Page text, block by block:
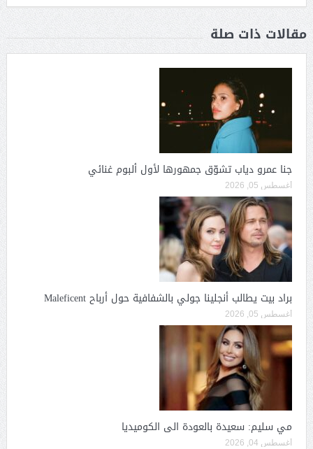
مقالات ذات صلة
جنا عمرو دياب تشوّق جمهورها لأول ألبوم غنائي
أغسطس 05, 2026
براد بيت يطالب أنجلينا جولي بالشفافية حول أرباح Maleficent
أغسطس 05, 2026
مي سليم: سعيدة بالعودة الى الكوميديا
أغسطس 04, 2026